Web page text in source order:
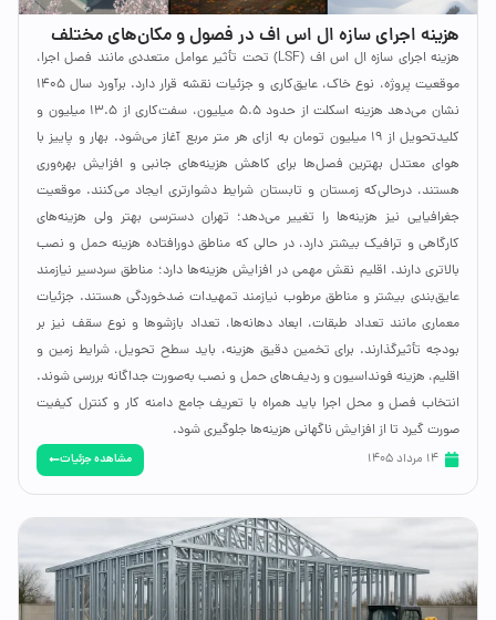
هزینه اجرای سازه ال اس اف در فصول و مکان‌های مختلف
هزینه اجرای سازه ال اس اف (LSF) تحت تأثیر عوامل متعددی مانند فصل اجرا،
موقعیت پروژه، نوع خاک، عایق‌کاری و جزئیات نقشه قرار دارد. برآورد سال ۱۴۰۵
نشان می‌دهد هزینه اسکلت از حدود ۵.۵ میلیون، سفت‌کاری از ۱۳.۵ میلیون و
کلیدتحویل از ۱۹ میلیون تومان به ازای هر متر مربع آغاز می‌شود. بهار و پاییز با
هوای معتدل بهترین فصل‌ها برای کاهش هزینه‌های جانبی و افزایش بهره‌وری
هستند، درحالی‌که زمستان و تابستان شرایط دشوارتری ایجاد می‌کنند. موقعیت
جغرافیایی نیز هزینه‌ها را تغییر می‌دهد؛ تهران دسترسی بهتر ولی هزینه‌های
کارگاهی و ترافیک بیشتر دارد، در حالی که مناطق دورافتاده هزینه حمل و نصب
بالاتری دارند. اقلیم نقش مهمی در افزایش هزینه‌ها دارد؛ مناطق سردسیر نیازمند
عایق‌بندی بیشتر و مناطق مرطوب نیازمند تمهیدات ضدخوردگی هستند. جزئیات
معماری مانند تعداد طبقات، ابعاد دهانه‌ها، تعداد بازشوها و نوع سقف نیز بر
بودجه تأثیرگذارند. برای تخمین دقیق هزینه، باید سطح تحویل، شرایط زمین و
اقلیم، هزینه فونداسیون و ردیف‌های حمل و نصب به‌صورت جداگانه بررسی شوند.
انتخاب فصل و محل اجرا باید همراه با تعریف جامع دامنه کار و کنترل کیفیت
صورت گیرد تا از افزایش ناگهانی هزینه‌ها جلوگیری شود.
14 مرداد 1405 مشاهده جزئیات